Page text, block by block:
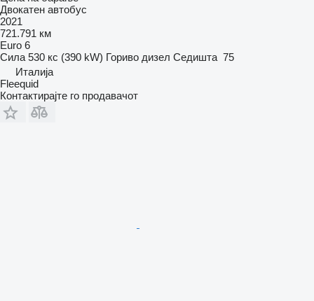
Двокатен автобус
2021
721.791 км
Euro 6
Сила 530 кс (390 kW) Гориво дизел Седишта 75
Италија
Fleequid
Контактирајте го продавачот